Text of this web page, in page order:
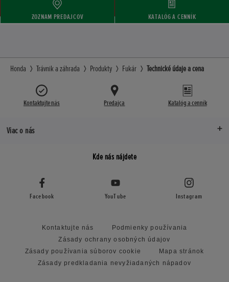
ZOZNAM PREDAJCOV KATALÓG A CENNÍK
Honda Trávnik a záhrada Produkty Fukár Technické údaje a cena
Kontaktujte nás Predajca Katalóg a cenník
Viac o nás
Kde nás nájdete
Facebook YouTube Instagram
Kontaktujte nás
Podmienky používania
Zásady ochrany osobných údajov
Zásady používania súborov cookie
Mapa stránok
Zásady predkladania nevyžiadaných nápadov